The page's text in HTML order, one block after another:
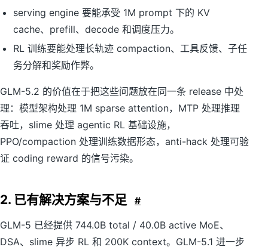
serving engine 要能承受 1M prompt 下的 KV
cache、prefill、decode 和调度压力。
RL 训练要能处理长轨迹 compaction、工具反馈、子任
务分解和奖励作弊。
GLM-5.2 的价值在于把这些问题放在同一条 release 中处
理：模型架构处理 1M sparse attention，MTP 处理推理
吞吐，slime 处理 agentic RL 基础设施，
PPO/compaction 处理训练数据形态，anti-hack 处理可验
证 coding reward 的信号污染。
2. 已有解决方案与不足 #
GLM-5 已经提供 744.0B total / 40.0B active MoE、
DSA、slime 异步 RL 和 200K context。GLM-5.1 进一步